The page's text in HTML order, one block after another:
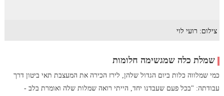
צילום: רועי לוי
שמלת כלה שמגשימה חלומות
כמי שמלווה כלות ביום הגדול שלהן, לירז הכירה את המעצבת תאי ביטון דרך
עבודתה: "בכל פעם שעבדנו יחד, הייתי רואה שמלות שלה ואומרת בלב -